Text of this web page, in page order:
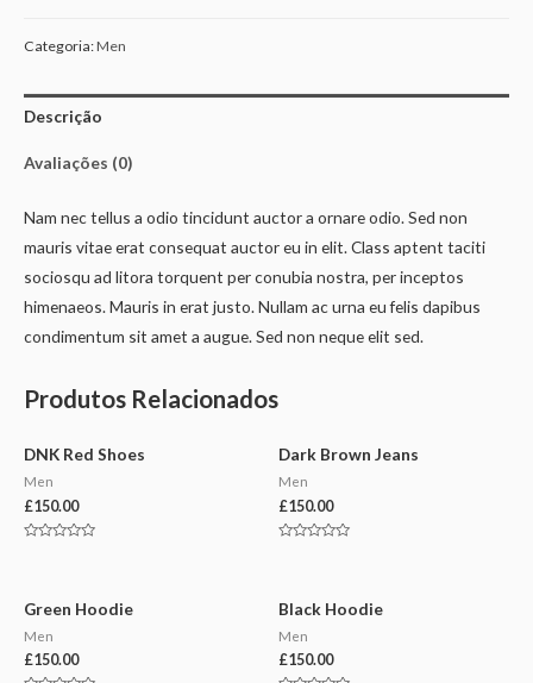
Categoria:Men
Descrição
Avaliações (0)
Nam nec tellus a odio tincidunt auctor a ornare odio. Sed non
mauris vitae erat consequat auctor eu in elit. Class aptent taciti
sociosqu ad litora torquent per conubia nostra, per inceptos
himenaeos. Mauris in erat justo. Nullam ac urna eu felis dapibus
condimentum sit amet a augue. Sed non neque elit sed.
Produtos Relacionados
DNK Red Shoes
Men
£150.00
Dark Brown Jeans
Men
£150.00
Green Hoodie
Men
£150.00
Black Hoodie
Men
£150.00